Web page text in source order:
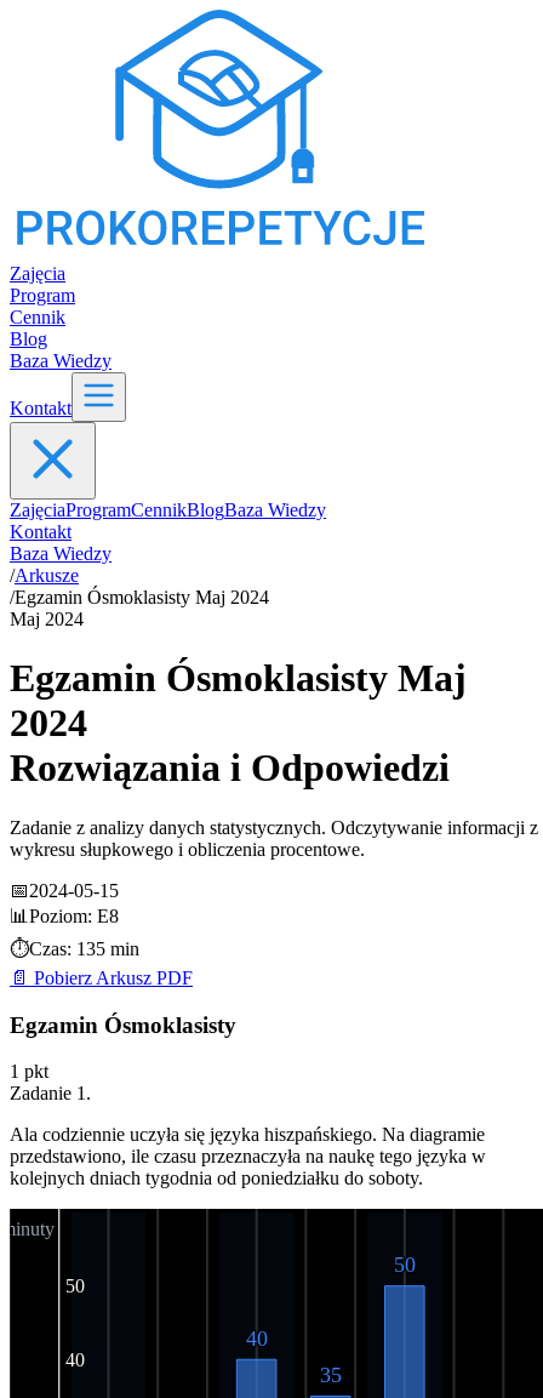
Zajęcia
Program
Cennik
Blog
Baza Wiedzy
Kontakt
ZajęciaProgramCennikBlogBaza Wiedzy
Kontakt
Baza Wiedzy
/Arkusze
/Egzamin Ósmoklasisty Maj 2024
Maj 2024
Egzamin Ósmoklasisty Maj
2024
Rozwiązania i Odpowiedzi
Zadanie z analizy danych statystycznych. Odczytywanie informacji z
wykresu słupkowego i obliczenia procentowe.
📅2024-05-15
📊 Poziom: E8
⏱️Czas: 135 min
📄 Pobierz Arkusz PDF
Egzamin Ósmoklasisty
1 pkt
Zadanie 1 .
Ala codziennie uczyła się języka hiszpańskiego. Na diagramie
przedstawiono, ile czasu przeznaczyła na naukę tego języka w
kolejnych dniach tygodnia od poniedziałku do soboty.
40
50
40
35
50